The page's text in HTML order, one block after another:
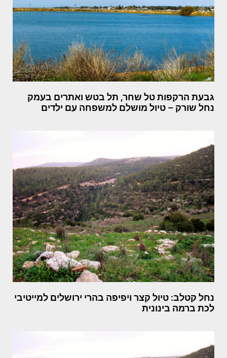
גבעת הרקפות טל שחר, תל בטש ואתרים בעמק
נחל שורק – טיול מושלם למשפחה עם ילדים
נחל קטלב: טיול קצר ויפיפה בהרי ירושלים למייטיבי
לכת ברמה בינונית